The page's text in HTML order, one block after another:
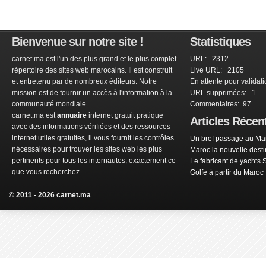
Bienvenue sur notre site !
carnet.ma est l'un des plus grand et le plus complet
répertoire des sites web marocains. Il est construit
et entretenu par de nombreux éditeurs. Notre
mission est de fournir un accès à l'information à la
communauté mondiale.
carnet.ma estannuaire internet gratuit pratique
avec des informations vérifiées et des ressources
internet utiles gratuites, il vous fournit les contrôles
nécessaires pour trouver les sites web les plus
pertinents pour tous les internautes, exactement ce
que vous recherchez.
Statistiques
URL: 2312
Live URL: 2105
En attente pour
URL supprimées: 1
Commentaires: 97
Articles
Un bref passage au
Maroc la nouvelle
Le fabricant de yachts
Golfe à partir du Maroc
© 2011 - 2026 carnet.ma